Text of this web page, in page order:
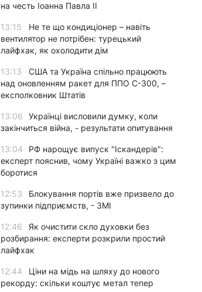
на честь Іоанна Павла II
13:15
Не те що кондиціонер – навіть
вентилятор не потрібен: турецький
лайфхак, як охолодити дім
13:13
США та Україна спільно працюють
над оновленням ракет для ППО С-300, –
експолковник Штатів
13:06
Українці висловили думку, коли
закінчиться війна, - результати опитування
13:04
РФ нарощує випуск "Іскандерів":
експерт пояснив, чому Україні важко з цим
боротися
12:53
Блокування портів вже призвело до
зупинки підприємств, - ЗМІ
12:46
Як очистити скло духовки без
розбирання: експерти розкрили простий
лайфхак
12:44
Ціни на мідь на шляху до нового
рекорду: скільки коштує метал тепер